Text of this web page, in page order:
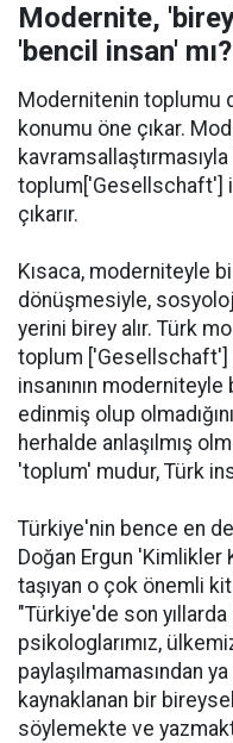
Modernite,
'bencil insan' mı?
Modernitenin toplumu
konumu öne çıkar.
toplum['Gesellschaft']
çıkarır.
Kısaca, moderniteyle
dönüşmesiyle,
yerini birey alır. Türk
toplum ['Gesellschaft']
insanının
edinmiş olup
herhalde anlaşılmış
'toplum' mudur, Türk
Türkiye'nin bence en
Doğan Ergun 'Kimlikler
taşıyan o çok önemli
"Türkiye'de son
psikologlarımız,
paylaşılmamasından
kaynaklanan bir
söylemekte ve